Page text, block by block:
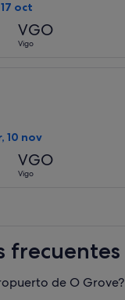
oct
VGO
Vigo
10 nov
VGO
Vigo
frecuentes
de O Grove?